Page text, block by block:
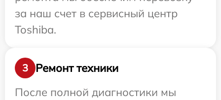
за наш счет в сервисный центр
Toshiba.
3
Ремонт техники
После полной диагностики мы